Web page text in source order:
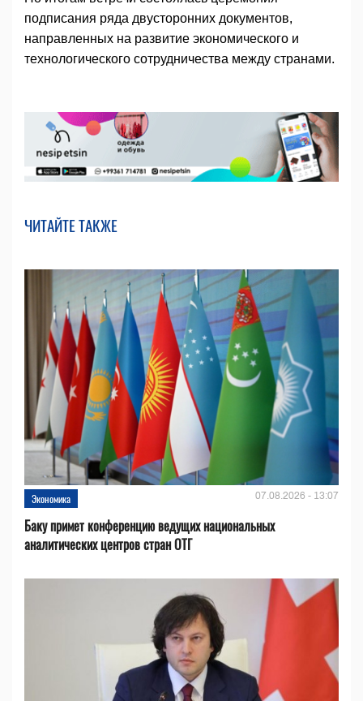
подписания ряда двусторонних документов,
направленных на развитие экономического и
технологического сотрудничества между странами.
ЧИТАЙТЕ ТАКЖЕ
Экономика 07.08.2026 - 13:07
Баку примет конференцию ведущих национальных
аналитических центров стран ОТГ